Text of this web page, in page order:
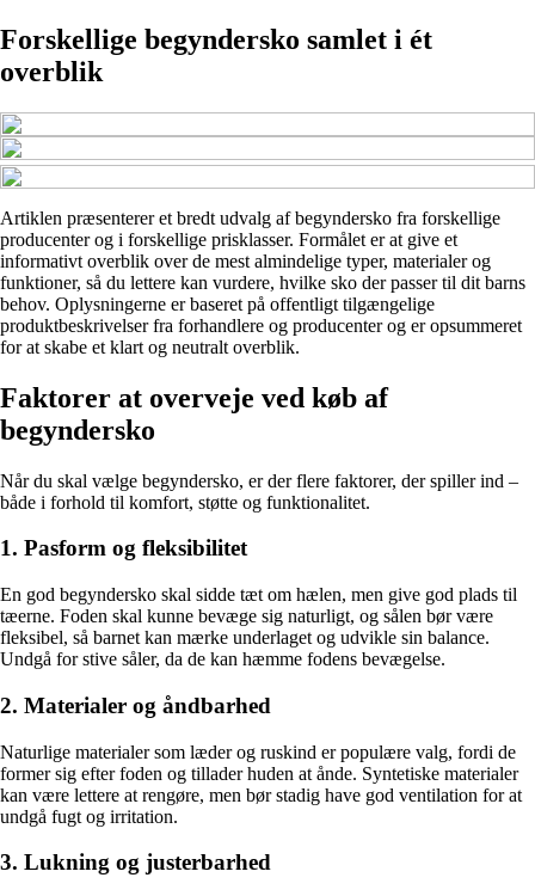
Forskellige begyndersko samlet i ét
overblik
Artiklen præsenterer et bredt udvalg af begyndersko fra forskellige
producenter og i forskellige prisklasser. Formålet er at give et
informativt overblik over de mest almindelige typer, materialer og
funktioner, så du lettere kan vurdere, hvilke sko der passer til dit barns
behov. Oplysningerne er baseret på offentligt tilgængelige
produktbeskrivelser fra forhandlere og producenter og er opsummeret
for at skabe et klart og neutralt overblik.
Faktorer at overveje ved køb af
begyndersko
Når du skal vælge begyndersko, er der flere faktorer, der spiller ind –
både i forhold til komfort, støtte og funktionalitet.
1. Pasform og fleksibilitet
En god begyndersko skal sidde tæt om hælen, men give god plads til
tæerne. Foden skal kunne bevæge sig naturligt, og sålen bør være
fleksibel, så barnet kan mærke underlaget og udvikle sin balance.
Undgå for stive såler, da de kan hæmme fodens bevægelse.
2. Materialer og åndbarhed
Naturlige materialer som læder og ruskind er populære valg, fordi de
former sig efter foden og tillader huden at ånde. Syntetiske materialer
kan være lettere at rengøre, men bør stadig have god ventilation for at
undgå fugt og irritation.
3. Lukning og justerbarhed